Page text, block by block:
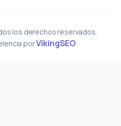
los derechos reservados.
porVikingSEO